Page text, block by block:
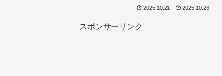
2025.10.21 2025.10.23
スポンサーリンク